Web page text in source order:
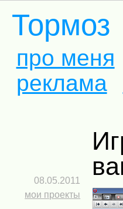
Тормоз
про меня
реклама
Игра в города на
08.05.2011
мои проекты